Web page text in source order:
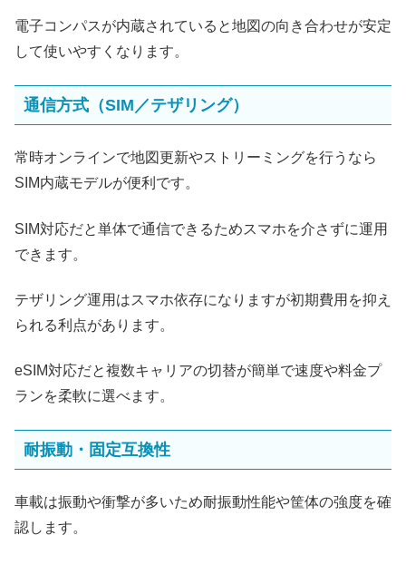
電子コンパスが内蔵されていると地図の向き合わせが安定
して使いやすくなります。
通信方式（SIM／テザリング）
常時オンラインで地図更新やストリーミングを行うなら
SIM内蔵モデルが便利です。
SIM対応だと単体で通信できるためスマホを介さずに運用
できます。
テザリング運用はスマホ依存になりますが初期費用を抑え
られる利点があります。
eSIM対応だと複数キャリアの切替が簡単で速度や料金プ
ランを柔軟に選べます。
耐振動・固定互換性
車載は振動や衝撃が多いため耐振動性能や筐体の強度を確
認します。